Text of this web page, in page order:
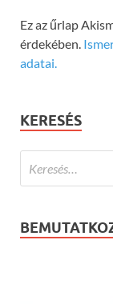
Ez az űrlap
érdekében.
adatai.
KERESÉS